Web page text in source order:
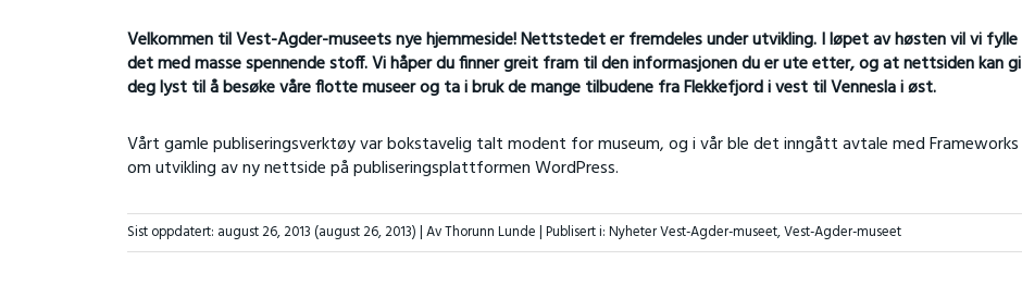
Velkommen til Vest-Agder-museets nye hjemmeside! Nettstedet er fremdeles under utvikling. I løpet av høsten vil vi fylle
det med masse spennende stoff. Vi håper du finner greit fram til den informasjonen du er ute etter, og at nettsiden kan gi
deg lyst til å besøke våre flotte museer og ta i bruk de mange tilbudene fra Flekkefjord i vest til Vennesla i øst.
Vårt gamle publiseringsverktøy var bokstavelig talt modent for museum, og i vår ble det inngått avtale med Frameworks
om utvikling av ny nettside på publiseringsplattformen WordPress.
Sist oppdatert: august 26, 2013 (august 26, 2013)| Av Thorunn Lunde |Publisert i:Nyheter Vest-Agder-museet,Vest-Agder-museet